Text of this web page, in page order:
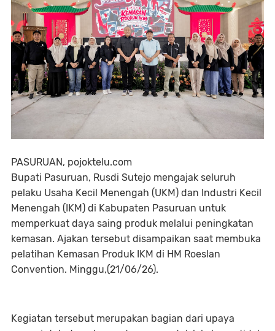
PASURUAN, pojoktelu.com
Bupati Pasuruan, Rusdi Sutejo mengajak seluruh
pelaku Usaha Kecil Menengah (UKM) dan Industri Kecil
Menengah (IKM) di Kabupaten Pasuruan untuk
memperkuat daya saing produk melalui peningkatan
kemasan. Ajakan tersebut disampaikan saat membuka
pelatihan Kemasan Produk IKM di HM Roeslan
Convention. Minggu,(21/06/26).
Kegiatan tersebut merupakan bagian dari upaya